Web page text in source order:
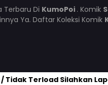
Terbaru Di KumoPoi . Komik
Ya. Daftar Koleksi Komik
Tidak Terload Silahkan